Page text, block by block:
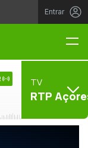
Entrar
TV
RTP